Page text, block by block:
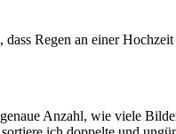
Regen an einer
Anzahl, wie viele